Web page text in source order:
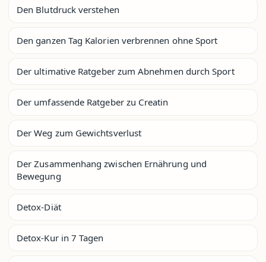
Den Blutdruck verstehen
Den ganzen Tag Kalorien verbrennen ohne Sport
Der ultimative Ratgeber zum Abnehmen durch Sport
Der umfassende Ratgeber zu Creatin
Der Weg zum Gewichtsverlust
Der Zusammenhang zwischen Ernährung und
Bewegung
Detox-Diät
Detox-Kur in 7 Tagen